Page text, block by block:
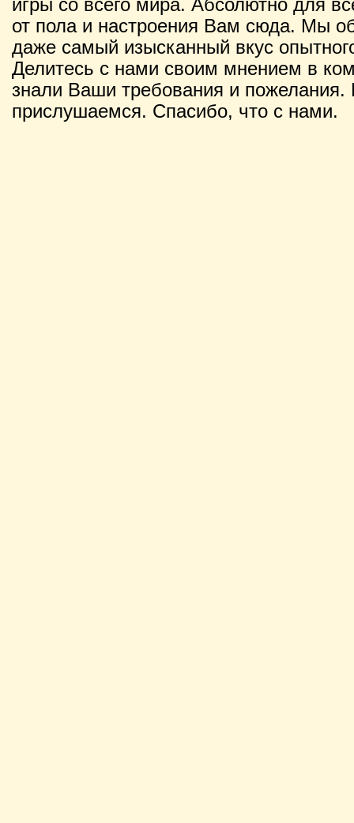
игры со всего мира. Абсолютно для
от пола и настроения Вам сюда. Мы
даже самый изысканный вкус
Делитесь с нами своим мнением в
знали Ваши требования и
прислушаемся. Спасибо, что с нами.